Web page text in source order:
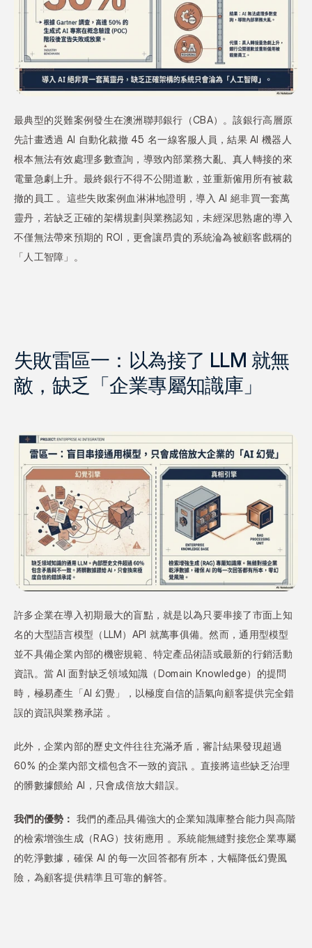
最典型的災難案例發生在澳洲聯邦銀行（CBA）。該銀行高層原
先計畫透過 AI 自動化裁撤 45 名一線客服人員，結果 AI 機器人
根本無法有效處理多數查詢，導致內部業務大亂、真人轉接的來
電量急劇上升。最終銀行不得不公開道歉，並重新僱用所有被裁
撤的員工 。這些失敗案例血淋淋地證明，導入 AI 絕非買一套萬
靈丹，若缺乏正確的架構規劃與業務認知，未經深思熟慮的導入
不僅無法帶來預期的 ROI，更會讓昂貴的系統淪為被顧客戲稱的
「人工智障」。
失敗雷區一：以為接了 LLM 就無
敵，缺乏「企業專屬知識庫」
許多企業在導入初期最大的盲點，就是以為只要串接了市面上知
名的大型語言模型（LLM）API 就萬事俱備。然而，通用型模型
並不具備企業內部的機密規範、特定產品術語或最新的行銷活動
資訊。當 AI 面對缺乏領域知識（Domain Knowledge）的提問
時，極易產生「AI 幻覺」，以極度自信的語氣向顧客提供完全錯
誤的資訊與業務承諾 。
此外，企業內部的歷史文件往往充滿矛盾，審計結果發現超過
60% 的企業內部文檔包含不一致的資訊 。直接將這些缺乏治理
的髒數據餵給 AI，只會成倍放大錯誤。
我們的優勢： 我們的產品具備強大的企業知識庫整合能力與高階
的檢索增強生成（RAG）技術應用 。系統能無縫對接您企業專屬
的乾淨數據，確保 AI 的每一次回答都有所本，大幅降低幻覺風
險，為顧客提供精準且可靠的解答。